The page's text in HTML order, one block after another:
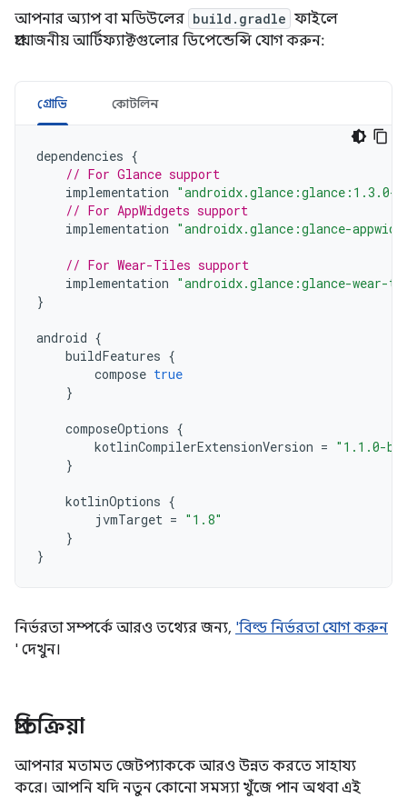
আপনার অ্যাপ বা মডিউলের build.gradle ফাইলে
প্রয়োজনীয় আর্টিফ্যাক্টগুলোর ডিপেন্ডেন্সি যোগ করুন:
গ্রোভি কোটলিন
dependencies {
// For Glance support
implementation "androidx.glance:glance:1.3.0-
// For AppWidgets support
implementation "androidx.glance:glance-
// For Wear-Tiles support
implementation "androidx.glance:glance-wear-
}
android {
buildFeatures {
compose true
}
composeOptions {
kotlinCompilerExtensionVersion = "1.1.0-
}
kotlinOptions {
jvmTarget = "1.8"
}
}
নির্ভরতা সম্পর্কে আরও তথ্যের জন্য, 'বিল্ড নির্ভরতা যোগ করুন
' দেখুন।
প্রতিক্রিয়া
আপনার মতামত জেটপ্যাককে আরও উন্নত করতে সাহায্য
করে। আপনি যদি নতুন কোনো সমস্যা খুঁজে পান অথবা এই